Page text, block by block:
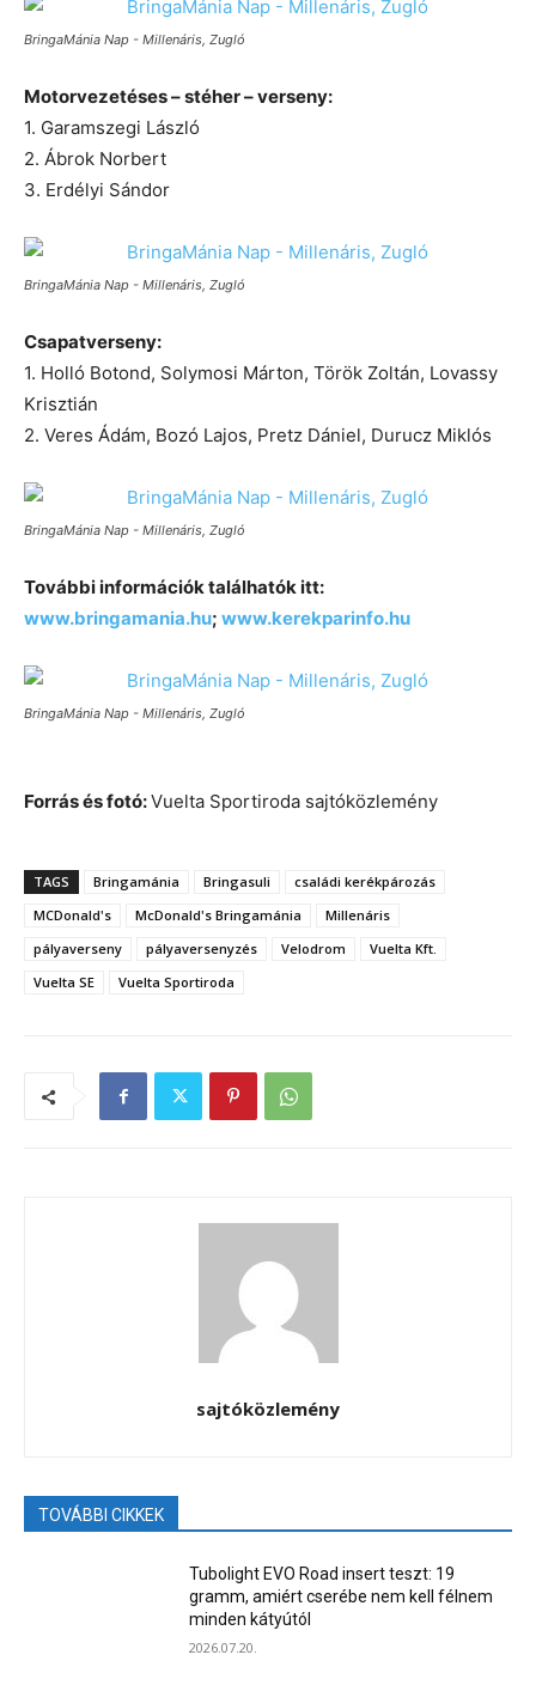
BringaMánia Nap - Millenáris, Zugló
Motorvezetéses – stéher – verseny:
1. Garamszegi László
2. Ábrok Norbert
3. Erdélyi Sándor
BringaMánia Nap - Millenáris, Zugló
Csapatverseny:
1. Holló Botond, Solymosi Márton, Török Zoltán, Lovassy
Krisztián
2. Veres Ádám, Bozó Lajos, Pretz Dániel, Durucz Miklós
BringaMánia Nap - Millenáris, Zugló
További információk találhatók itt:
www.bringamania.hu; www.kerekparinfo.hu
BringaMánia Nap - Millenáris, Zugló
Forrás és fotó:Vuelta Sportiroda sajtóközlemény
TAGS Bringamánia Bringasuli
családi kerékpározás
MCDonald's
McDonald's Bringamánia
Millenáris
pályaverseny
pályaversenyzés Velodrom
Vuelta Kft.
Vuelta SE
Vuelta Sportiroda
sajtóközlemény
TOVÁBBI CIKKEK
Tubolight EVO Road insert teszt: 19
gramm, amiért cserébe nem kell félnem
minden kátyútól
2026.07.20.